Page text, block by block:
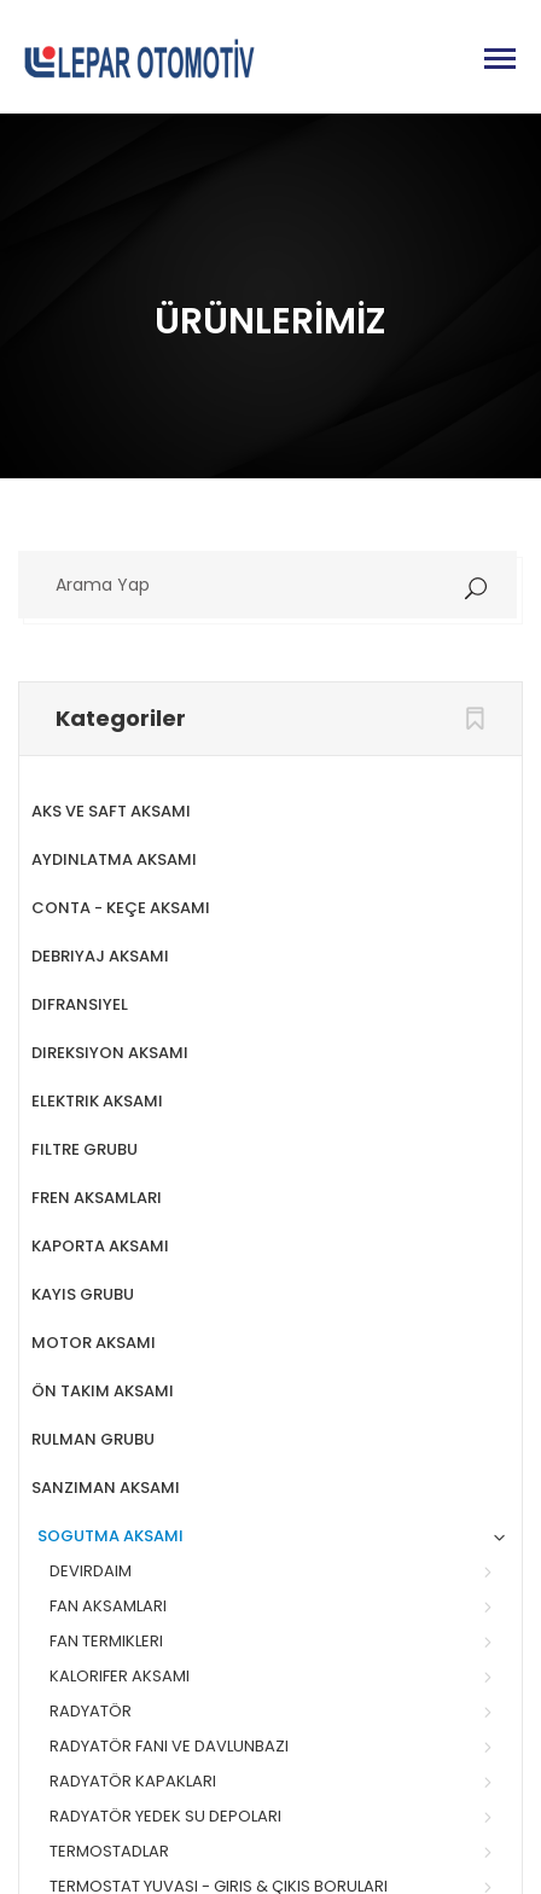
ÜRÜNLERİMİZ
Arama
Kategoriler
AKS VE SAFT AKSAMI
AYDINLATMA AKSAMI
CONTA - KEÇE AKSAMI
DEBRIYAJ AKSAMI
DIFRANSIYEL
DIREKSIYON AKSAMI
ELEKTRIK AKSAMI
FILTRE GRUBU
FREN AKSAMLARI
KAPORTA AKSAMI
KAYIS GRUBU
MOTOR AKSAMI
ÖN TAKIM AKSAMI
RULMAN GRUBU
SANZIMAN AKSAMI
SOGUTMA AKSAMI
DEVIRDAIM
FAN AKSAMLARI
FAN TERMIKLERI
KALORIFER AKSAMI
RADYATÖR
RADYATÖR FANI VE DAVLUNBAZI
RADYATÖR KAPAKLARI
RADYATÖR YEDEK SU DEPOLARI
TERMOSTADLAR
TERMOSTAT YUVASI - GIRIS & ÇIKIS BORULARI